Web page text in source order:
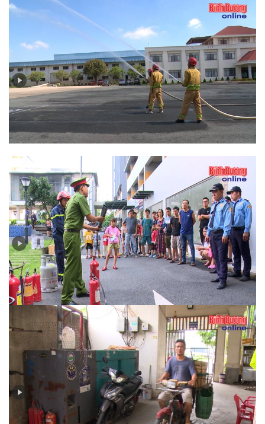
Bản tin PCCC và CNCH (số 5-2024): Cuộc thi “Chiến
sĩ phòng cháy chữa cháy tại cơ sở”: Một cách tuyên
truyền pháp luật đến người lao động
Bản tin PCCC và CNCH (số 4-2024): Nâng cao ý thức
phòng cháy, chữa cháy tại chung cư, nhà cao tầng
Bản tin PCCC và CNCH (số 3-2024): Đến tận nhà trọ